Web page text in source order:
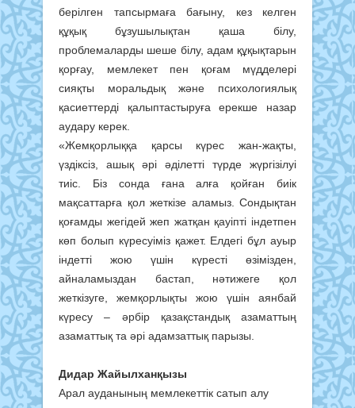
берілген тапсырмаға бағыну, кез келген
құқық бұзушылықтан қаша білу,
проблемаларды шеше білу, адам құқықтарын
қорғау, мемлекет пен қоғам мүдделері
сияқты моральдық және психологиялық
қасиеттерді қалыптастыруға ерекше назар
аудару керек.
«Жемқорлыққа қарсы күрес жан-жақты,
үздіксіз, ашық әрі әділетті түрде жүргізілуі
тиіс. Біз сонда ғана алға қойған биік
мақсаттарға қол жеткізе аламыз. Сондықтан
қоғамды жегідей жеп жатқан қауіпті індетпен
көп болып күресуіміз қажет. Елдегі бұл ауыр
індетті жою үшін күресті өзімізден,
айналамыздан бастап, нәтижеге қол
жеткізуге, жемқорлықты жою үшін аянбай
күресу – әрбір қазақстандық азаматтың
азаматтық та әрі адамзаттық парызы.
Дидар Жайылханқызы
Арал ауданының мемлекеттік сатып алу